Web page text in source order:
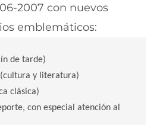
2007 con nuevos
emblemáticos:
de tarde)
(cultura y literatura)
clásica)
con especial atención al